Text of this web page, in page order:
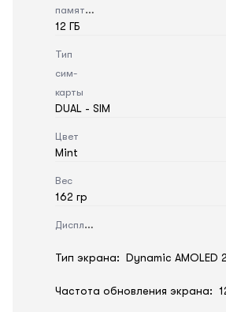
памяти
12 ГБ
Тип
сим-
карты
DUAL - SIM
Цвет
Mint
Вес
162 гр
Дисплей
Тип экрана: Dynamic AMOLED
Частота обновления экрана: